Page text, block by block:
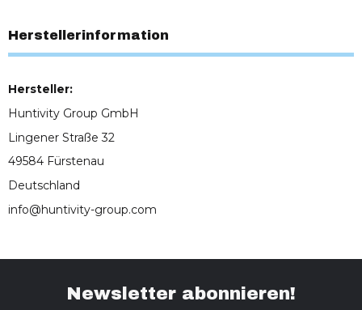
Herstellerinformation
Hersteller:
Huntivity Group GmbH
Lingener Straße 32
49584 Fürstenau
Deutschland
info@huntivity-group.com
Newsletter abonnieren!